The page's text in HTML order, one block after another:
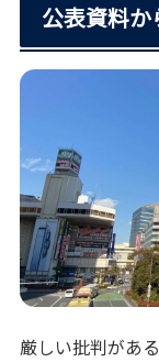
公表資料
厳しい批判があ